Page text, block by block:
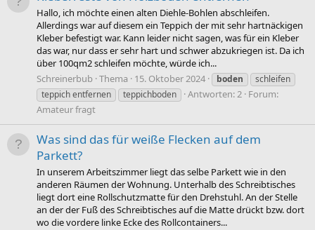
Hallo, ich möchte einen alten Diehle-Bohlen abschleifen.
Allerdings war auf diesem ein Teppich der mit sehr hartnäckigen
Kleber befestigt war. Kann leider nicht sagen, was für ein Kleber
das war, nur dass er sehr hart und schwer abzukriegen ist. Da ich
über 100qm2 schleifen möchte, würde ich...
Schreinerbub Thema 15. Oktober 2024 boden
schleifen
teppich entfernen
teppichboden Antworten: 2 Forum:
Amateur fragt
Was sind das für weiße Flecken auf dem
Parkett?
In unserem Arbeitszimmer liegt das selbe Parkett wie in den
anderen Räumen der Wohnung. Unterhalb des Schreibtisches
liegt dort eine Rollschutzmatte für den Drehstuhl. An der Stelle
an der der Fuß des Schreibtisches auf die Matte drückt bzw. dort
wo die vordere linke Ecke des Rollcontainers...